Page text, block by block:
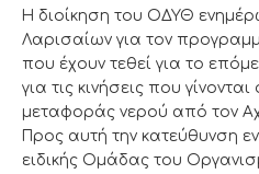
Η διοίκηση του ΟΔΥΘ
Λαρισαίων για τον
που έχουν τεθεί για το
για τις κινήσεις που
μεταφοράς νερού από τον
Προς αυτή την κατεύθυνση
ειδικής Ομάδας του